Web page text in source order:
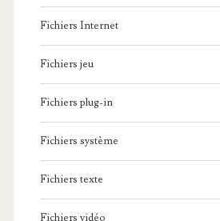
Fichiers Internet
Fichiers jeu
Fichiers plug-in
Fichiers système
Fichiers texte
Fichiers vidéo